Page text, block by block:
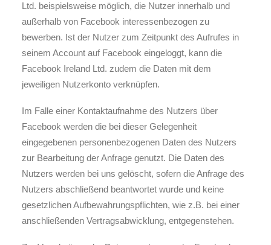
Ltd. beispielsweise möglich, die Nutzer innerhalb und
außerhalb von Facebook interessenbezogen zu
bewerben. Ist der Nutzer zum Zeitpunkt des Aufrufes in
seinem Account auf Facebook eingeloggt, kann die
Facebook Ireland Ltd. zudem die Daten mit dem
jeweiligen Nutzerkonto verknüpfen.
Im Falle einer Kontaktaufnahme des Nutzers über
Facebook werden die bei dieser Gelegenheit
eingegebenen personenbezogenen Daten des Nutzers
zur Bearbeitung der Anfrage genutzt. Die Daten des
Nutzers werden bei uns gelöscht, sofern die Anfrage des
Nutzers abschließend beantwortet wurde und keine
gesetzlichen Aufbewahrungspflichten, wie z.B. bei einer
anschließenden Vertragsabwicklung, entgegenstehen.